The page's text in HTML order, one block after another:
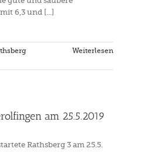
6,3 und [...]
Weiterlesen
am 25.5.2019
Rathsberg 3 am 25.5.